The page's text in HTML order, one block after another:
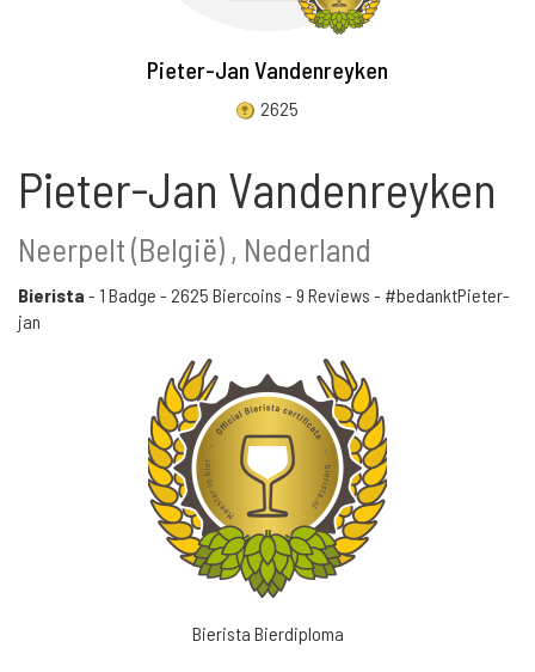
Pieter-Jan Vandenreyken
2625
Pieter-Jan Vandenreyken
Neerpelt (België) , Nederland
Bierista - 1 Badge - 2625 Biercoins - 9 Reviews - #bedanktPieter-
jan
Bierista Bierdiploma